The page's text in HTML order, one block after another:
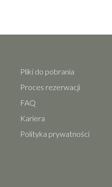
Pliki do pobrania
Proces rezerwacji
FAQ
Kariera
Polityka prywatności